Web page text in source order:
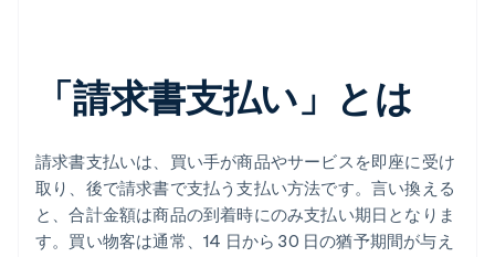
「請求書支払い」とは
請求書支払いは、買い手が商品やサービスを即座に受け
取り、後で請求書で支払う支払い方法です。言い換える
と、合計金額は商品の到着時にのみ支払い期日となりま
す。買い物客は通常、14 日から 30 日の猶予期間が与え